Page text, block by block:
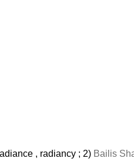
, radiancy ; 2) Bailis